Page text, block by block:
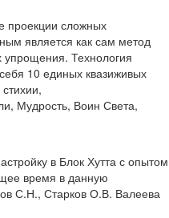
проекции сложных
является как сам метод
упрощения. Технология
10 единых квазиживых
Мудрость, Воин Света,
в Блок Хутта с опытом
время в данную
С.Н., Старков О.В. Валеева